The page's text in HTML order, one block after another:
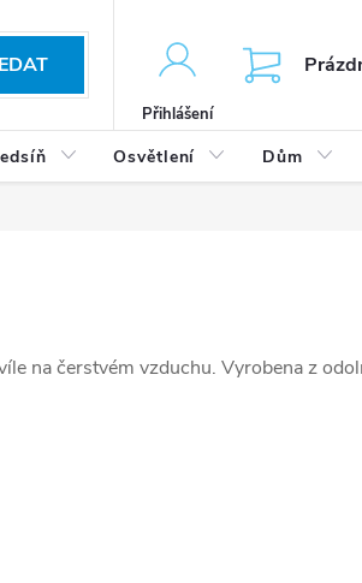
Přihlášení
Osvětlení Dům
na čerstvém vzduchu. Vyrobena z